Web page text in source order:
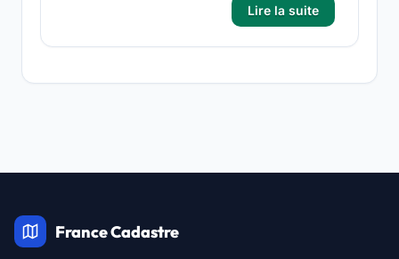
Lire la suite
France Cadastre